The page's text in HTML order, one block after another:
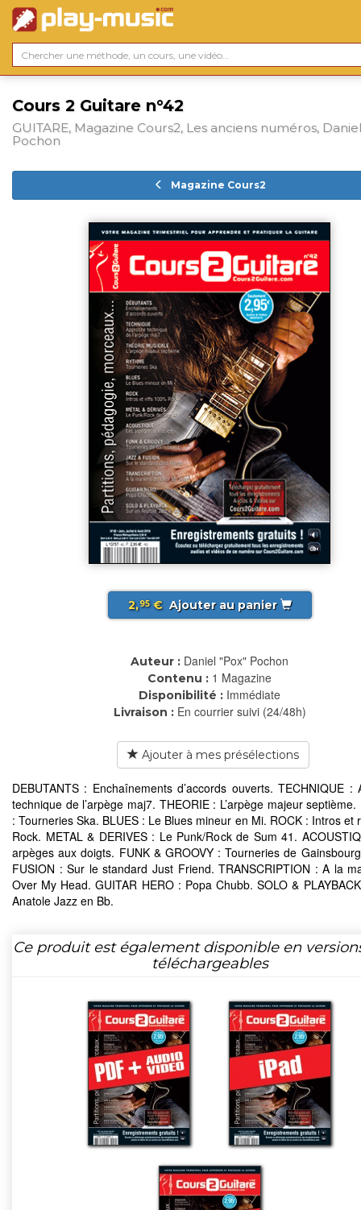
Cours 2 Guitare n°42
GUITARE, Magazine Cours2, Les anciens numéros,
Pochon
Magazine Cours2
2,95€ Ajouter au panier
Auteur : Daniel "Pox" Pochon
Contenu : 1 Magazine
Disponibilité : Immédiate
Livraison : En courrier suivi (24/48h)
Ajouter à mes présélections
DEBUTANTS : Enchaînements d’accords ouverts. TECHNIQUE :
technique de l’arpège maj7. THEORIE : L’arpège majeur septième.
: Tourneries Ska. BLUES : Le Blues mineur en Mi. ROCK : Intros et
Rock. METAL & DERIVES : Le Punk/Rock de Sum 41.
arpèges aux doigts. FUNK & GROOVY : Tourneries de
FUSION : Sur le standard Just Friend. TRANSCRIPTION : A la
Over My Head. GUITAR HERO : Popa Chubb. SOLO &
Anatole Jazz en Bb.
Ce produit est également disponible en
téléchargeables